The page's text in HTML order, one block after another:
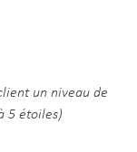
un niveau de
5 étoiles)